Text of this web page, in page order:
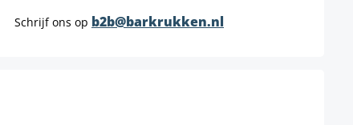
Schrijf ons op b2b@barkrukken.nl